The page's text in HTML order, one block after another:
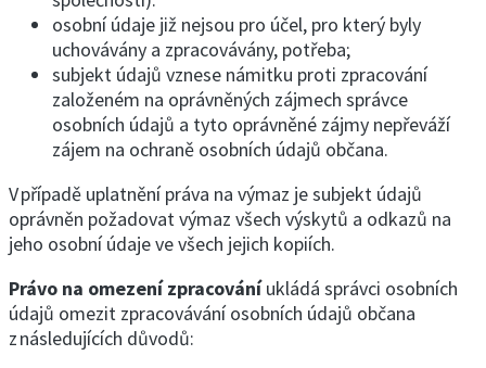
osobní údaje již nejsou pro účel, pro který byly
uchovávány a zpracovávány, potřeba;
subjekt údajů vznese námitku proti zpracování
založeném na oprávněných zájmech správce
osobních údajů a tyto oprávněné zájmy nepřeváží
zájem na ochraně osobních údajů občana.
V případě uplatnění práva na výmaz je subjekt údajů
oprávněn požadovat výmaz všech výskytů a odkazů na
jeho osobní údaje ve všech jejich kopiích.
Právo na omezení zpracováníukládá správci osobních
údajů omezit zpracovávání osobních údajů občana
z následujících důvodů: